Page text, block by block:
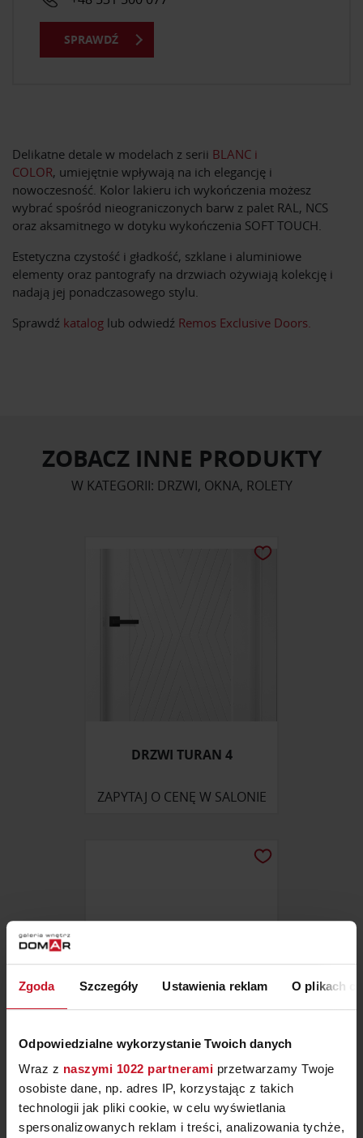
Zgoda Szczegóły Ustawienia reklam O plikach
Odpowiedzialne wykorzystanie Twoich danych
Wraz z naszymi 1022 partnerami przetwarzamy Twoje
osobiste dane, np. adres IP, korzystając z takich
technologii jak pliki cookie, w celu wyświetlania
spersonalizowanych reklam i treści, analizowania tychże,
Delikatne detale w modelach z serii BLANC i
COLOR, umiejętnie wpływają na ich elegancję i
nowoczesność. Kolor lakieru ich wykończenia możesz
wybrać spośród nieograniczonych barw z palet RAL, NCS
oraz aksamitnego w dotyku wykończenia SOFT TOUCH.
Estetyczna czystość i gładkość, szklane i aluminiowe
elementy oraz pantografy na drzwiach ożywiają kolekcję i
nadają jej ponadczasowego stylu.
Sprawdź katalog lub odwiedź Remos Exclusive Doors.
SPRAWDŹ
ZOBACZ INNE PRODUKTY
W KATEGORII: DRZWI, OKNA, ROLETY
DRZWI TURAN 4
ZAPYTAJ O CENĘ W SALONIE
ZAPYTAJ O CENĘ W SALONIE